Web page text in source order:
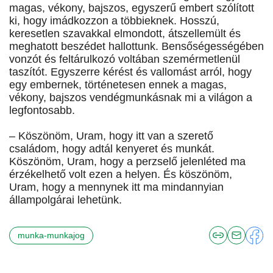
magas, vékony, bajszos, egyszerű embert szólított
ki, hogy imádkozzon a többieknek. Hosszú,
keresetlen szavakkal elmondott, átszellemült és
meghatott beszédet hallottunk. Bensőségességében
vonzót és feltárulkozó voltában szemérmetlenül
taszítót. Egyszerre kérést és vallomást arról, hogy
egy embernek, történetesen ennek a magas,
vékony, bajszos vendégmunkásnak mi a világon a
legfontosabb.
– Köszönöm, Uram, hogy itt van a szerető
családom, hogy adtál kenyeret és munkát.
Köszönöm, Uram, hogy a perzselő jelenléted ma
érzékelhető volt ezen a helyen. És köszönöm,
Uram, hogy a mennynek itt ma mindannyian
állampolgárai lehetünk.
munka-munkajog